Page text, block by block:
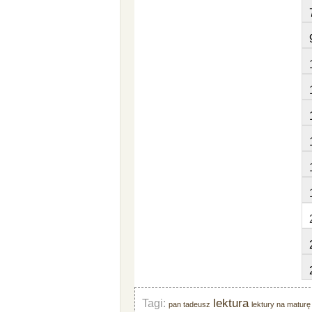
Tagi: pan tadeusz lektura lektury na maturę